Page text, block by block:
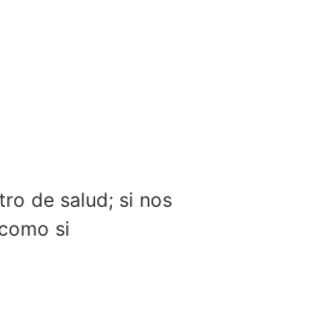
de salud; si nos
si